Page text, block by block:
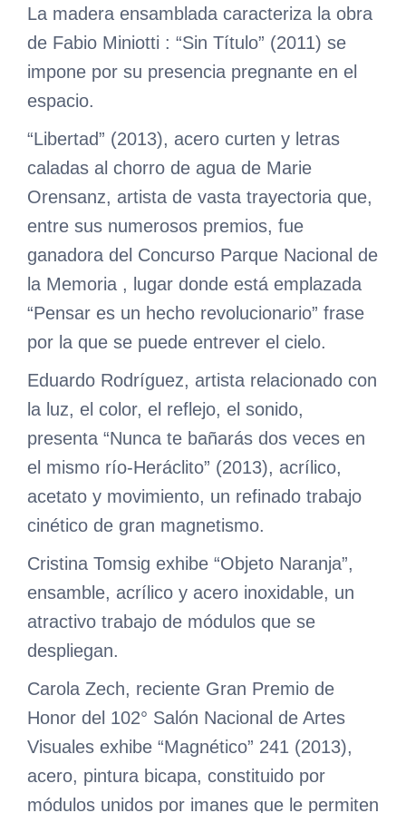
La madera ensamblada caracteriza la obra
de Fabio Miniotti : “Sin Título” (2011) se
impone por su presencia pregnante en el
espacio.
“Libertad” (2013), acero curten y letras
caladas al chorro de agua de Marie
Orensanz, artista de vasta trayectoria que,
entre sus numerosos premios, fue
ganadora del Concurso Parque Nacional de
la Memoria , lugar donde está emplazada
“Pensar es un hecho revolucionario” frase
por la que se puede entrever el cielo.
Eduardo Rodríguez, artista relacionado con
la luz, el color, el reflejo, el sonido,
presenta “Nunca te bañarás dos veces en
el mismo río-Heráclito” (2013), acrílico,
acetato y movimiento, un refinado trabajo
cinético de gran magnetismo.
Cristina Tomsig exhibe “Objeto Naranja”,
ensamble, acrílico y acero inoxidable, un
atractivo trabajo de módulos que se
despliegan.
Carola Zech, reciente Gran Premio de
Honor del 102° Salón Nacional de Artes
Visuales exhibe “Magnético” 241 (2013),
acero, pintura bicapa, constituido por
módulos unidos por imanes que le permiten